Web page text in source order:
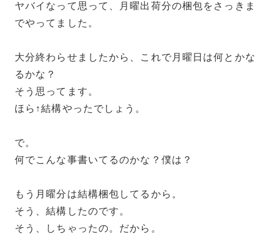
ヤバイなって思って、月曜出荷分の梱包をさっきま
でやってました。
大分終わらせましたから、これで月曜日は何とかな
るかな？
そう思ってます。
ほら↑結構やったでしょう。
で。
何でこんな事書いてるのかな？僕は？
もう月曜分は結構梱包してるから。
そう、結構したのです。
そう、しちゃったの。だから。